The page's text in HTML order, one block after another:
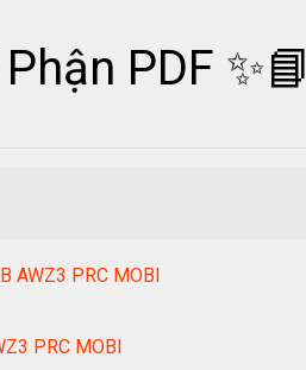
PDF ✨📘
AWZ3 PRC MOBI
PRC MOBI